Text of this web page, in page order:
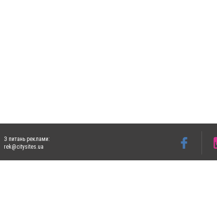
З питань реклами:
rek@citysites.ua